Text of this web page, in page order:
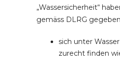
„Wassersicherheit“
gemäss DLRG
sich unter
zurecht finden